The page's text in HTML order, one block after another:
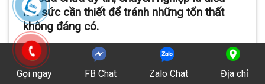
hết sức cần thiết để tránh những tổn thất
không đáng có.
Tại xã Vĩnh Lộc B, chúng tôi tự hào là địa chỉ tin cậy,
luôn đồng hành và hỗ trợ bạn nhanh chóng xử lý mọi
vấn đề về mạng LAN với chất lượng tốt nhất, chi phí
Gọi ngay FB Chat Zalo Chat Địa chỉ